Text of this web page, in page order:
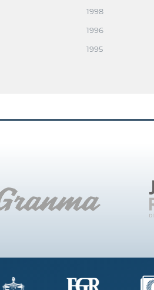
1998
1996
1995